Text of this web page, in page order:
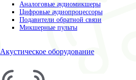
Аналоговые аудиомикшеры
Цифровые аудиопроцессоры
Подавители обратной связи
Микшерные пульты
Акустическое оборудование